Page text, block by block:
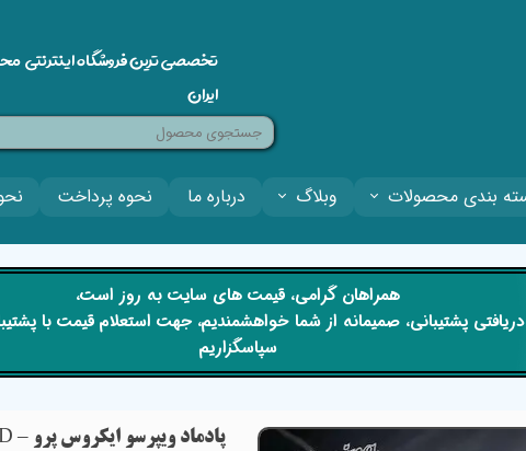
بندی محصولات وبلاگ درباره ما نحوه پرداخت
تخصصی ترین فروشگاه اینترنتی
ایران
پادماد ویپرسو ایکروس پرو – VAPORESSO XROS PRO PODMOD
​​همراهان گرامی، قیمت های سایت به روز است،
پشتیبانی، صمیمانه از شما خواهشمندیم، جهت استعلام قیمت با
سپاسگزاریم